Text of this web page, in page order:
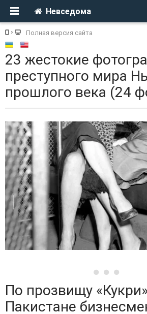
Невседома
Полная версия сайта
23 жестокие
преступного мира
прошлого века (24
По прозвищу
Пакистане